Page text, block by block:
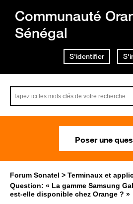
Communauté
Sénégal
S'identifier
Poser une
Forum Sonatel
Terminaux et
Question: « La gamme Samsung
est-elle disponible chez Orange ? »